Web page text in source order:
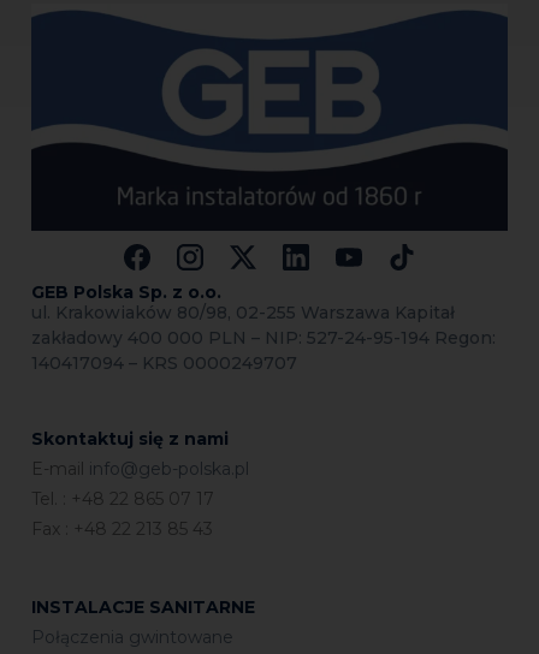
GEB Polska Sp. z o.o.
ul. Krakowiaków 80/98, 02-255 Warszawa Kapitał
zakładowy 400 000 PLN – NIP: 527-24-95-194 Regon:
140417094 – KRS 0000249707
INSTALACJE SANITARNE
Połączenia gwintowane
Skontaktuj się z nami
E-mail info@geb-polska.pl
Tel. : +48 22 865 07 17
Fax : +48 22 213 85 43